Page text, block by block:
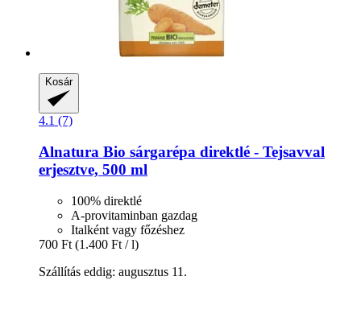
Kosár
4.1 (7)
Alnatura Bio sárgarépa direktlé -​ Tejsavval
erjesztve, 500 ml
100% direktlé
A-provitaminban gazdag
Italként vagy főzéshez
700 Ft (1.400 Ft / l)
Szállítás eddig: augusztus 11.